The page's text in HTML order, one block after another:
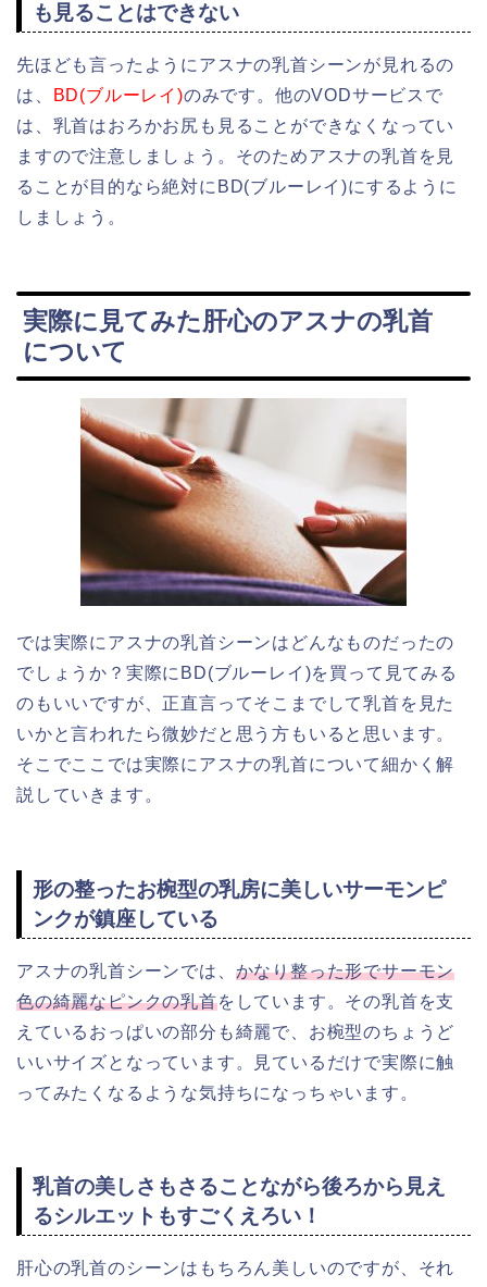
も見ることはできない
先ほども言ったようにアスナの乳首シーンが見れるの
は、
BD(ブルーレイ)のみです。他のVODサービスで
は、乳首はおろかお尻も見ることができなくなってい
ますので注意しましょう。そのためアスナの乳首を見
ることが目的なら絶対にBD(ブルーレイ)にするように
しましょう。
実際に見てみた肝心のアスナの乳首
について
では実際にアスナの乳首シーンはどんなものだったの
でしょうか？実際にBD(ブルーレイ)を買って見てみる
のもいいですが、正直言ってそこまでして乳首を見た
いかと言われたら微妙だと思う方もいると思います。
そこでここでは実際にアスナの乳首について細かく解
説していきます。
形の整ったお椀型の乳房に美しいサーモンピ
ンクが鎮座している
アスナの乳首シーンでは、 かなり整った形でサーモン
色の綺麗なピンクの乳首をしています。その乳首を支
えているおっぱいの部分も綺麗で、お椀型のちょうど
いいサイズとなっています。見ているだけで実際に触
ってみたくなるような気持ちになっちゃいます。
乳首の美しさもさることながら後ろから見え
るシルエットもすごくえろい！
肝心の乳首のシーンはもちろん美しいのですが、それ